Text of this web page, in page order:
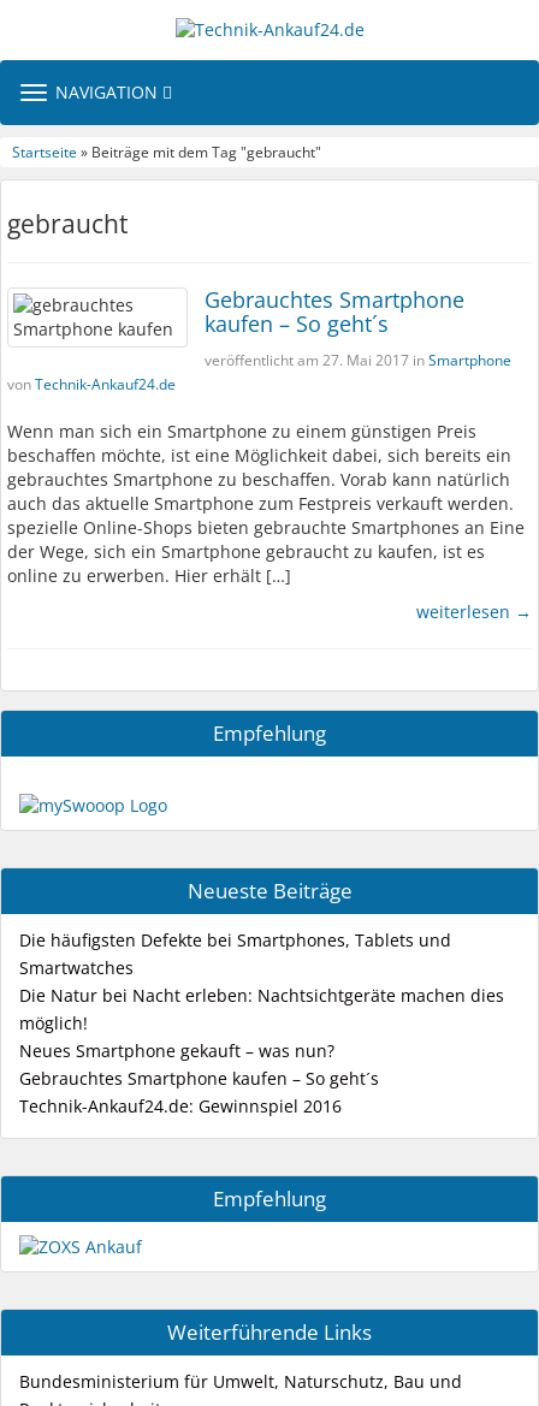
TOGGLE
NAVIGATION
Startseite» Beiträge mit dem Tag "gebraucht"
gebraucht
Gebrauchtes Smartphone
kaufen – So geht´s
veröffentlicht am 27. Mai 2017 inSmartphone
vonTechnik-Ankauf24.de
Wenn man sich ein Smartphone zu einem günstigen Preis
beschaffen möchte, ist eine Möglichkeit dabei, sich bereits ein
gebrauchtes Smartphone zu beschaffen. Vorab kann natürlich
auch das aktuelle Smartphone zum Festpreis verkauft werden.
spezielle Online-Shops bieten gebrauchte Smartphones an Eine
der Wege, sich ein Smartphone gebraucht zu kaufen, ist es
online zu erwerben. Hier erhält […]
weiterlesen →
Empfehlung
Neueste Beiträge
Die häufigsten Defekte bei Smartphones, Tablets und
Smartwatches
Die Natur bei Nacht erleben: Nachtsichtgeräte machen dies
möglich!
Neues Smartphone gekauft – was nun?
Gebrauchtes Smartphone kaufen – So geht´s
Technik-Ankauf24.de: Gewinnspiel 2016
Empfehlung
Weiterführende Links
Bundesministerium für Umwelt, Naturschutz, Bau und